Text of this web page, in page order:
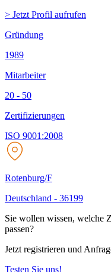
> Jetzt Profil aufrufen
Gründung
1989
Mitarbeiter
20 - 50
Zertifizierungen
ISO 9001:2008
Rotenburg/F
Deutschland - 36199
Sie wollen wissen, welche
passen?
Jetzt registrieren und
Testen Sie uns!